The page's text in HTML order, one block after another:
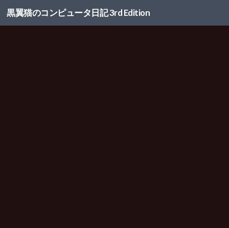
コンテンツへスキップ
黒翼猫のコンピュータ日記 3rd Edition